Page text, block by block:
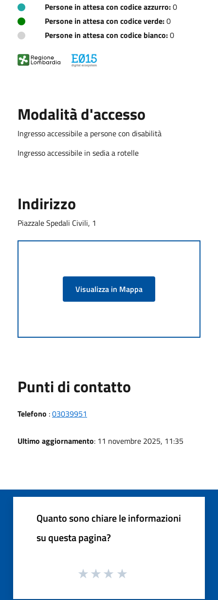
Persone in attesa con codice azzurro:0
Persone in attesa con codice verde:0
Persone in attesa con codice bianco:0
Modalità d'accesso
Ingresso accessibile a persone con disabilità
Ingresso accessibile in sedia a rotelle
Indirizzo
Piazzale Spedali Civili, 1
Visualizza in Mappa
Punti di contatto
Telefono :03039951
Ultimo aggiornamento: 11 novembre 2025, 11:35
Quanto sono chiare le informazioni
su questa pagina?